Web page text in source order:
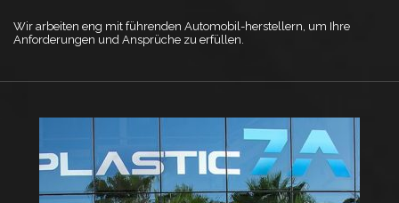
Wir arbeiten eng mit führenden Automobil-herstellern, um Ihre
Anforderungen und Ansprüche zu erfüllen.